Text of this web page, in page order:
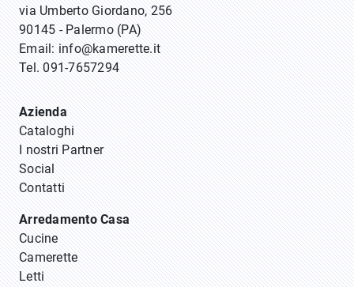
via Umberto Giordano, 256
90145 - Palermo (PA)
Email:info@kamerette.it
Tel.091-7657294
Azienda
Cataloghi
I nostri Partner
Social
Contatti
Arredamento Casa
Cucine
Camerette
Letti